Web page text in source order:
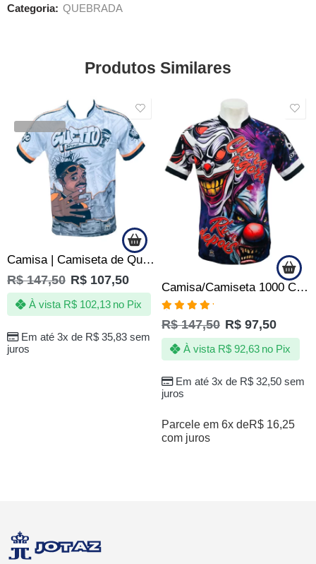
Categoria: QUEBRADA
Produtos Similares
VENDIDOS
Camisa | Camiseta de Quebrada Sabotage Hip Hop Rap Rapper
R$147,50 R$ 107,50
Em até 3x de R$35,83sem
juros
À vista R$102,13 no Pix
Camisa/Camiseta 1000 Chora Agora Ri Depois
Avaliação
5.00de 5
R$147,50 R$ 97,50
Em até 3x de R$32,50sem
juros
À vista R$92,63 no Pix
Parcele em 6x deR$ 16,25
com juros